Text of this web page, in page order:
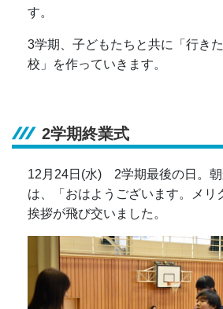
す。
3学期、子どもたちと共に「行き
校」を作っていきます。
2学期終業式
12月24日(水) 2学期最後の日。朝
は、「おはようございます。メリ
挨拶が飛び交いました。